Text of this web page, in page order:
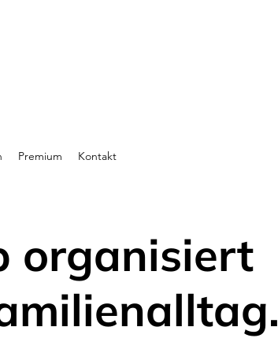
Premium Kontakt
organisiert